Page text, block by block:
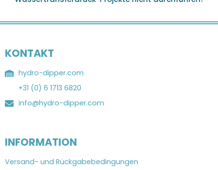
KONTAKT
hydro-dipper.com
+31 (0) 6 1713 6820
info@hydro-dipper.com
INFORMATION
Versand- und Rückgabebedingungen